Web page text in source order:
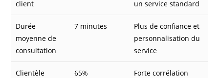
client un service standard
Durée
moyenne de
consultation
7 minutes
Plus de confiance et
personnalisation du
service
Clientèle
65%
Forte corrélation